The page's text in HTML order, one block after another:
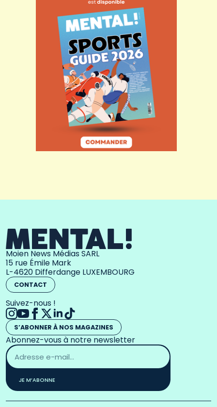
Moien News Médias SARL
15 rue Émile Mark
L-4620 Differdange LUXEMBOURG
CONTACT
Suivez-nous !
S’ABONNER À NOS MAGAZINES
Abonnez-vous à notre newsletter
Adresse
email
*
JE M’ABONNE